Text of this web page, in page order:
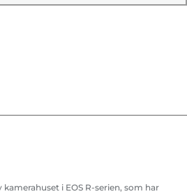
i EOS R-serien, som har